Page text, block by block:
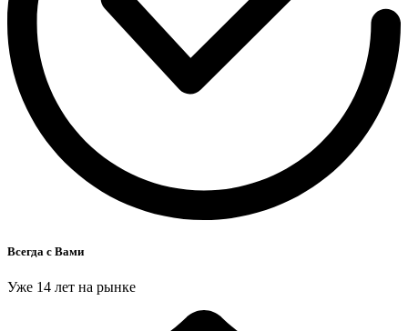
Всегда с Вами
Уже 14 лет на рынке